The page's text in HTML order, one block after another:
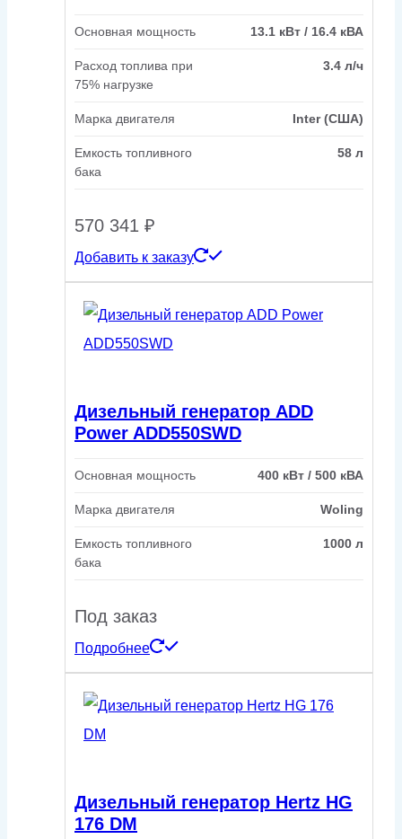
Основная мощность 13.1 кВт / 16.4 кВА
Расход топлива при
75% нагрузке
3.4 л/ч
Марка двигателя Inter (США)
Емкость топливного
бака
58 л
570 341 ₽
Добавить к заказу
Дизельный генератор ADD
Power ADD550SWD
Основная мощность 400 кВт / 500 кВА
Марка двигателя Woling
Емкость топливного
бака
1000 л
Под заказ
Подробнее
Дизельный генератор Hertz HG
176 DM